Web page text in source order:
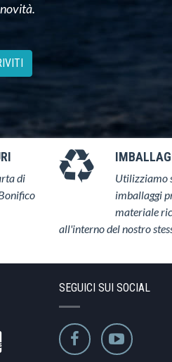
di
Utilizziamo
imballaggi
materiale
all'interno del nostro
SEGUICI SUI SOCIAL